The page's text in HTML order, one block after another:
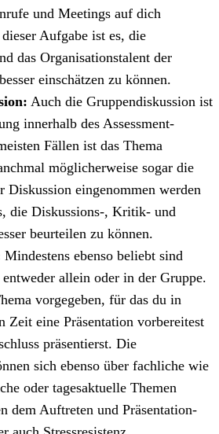
und Meetings auf dich
Aufgabe ist es, die
das Organisationstalent der
einschätzen zu können.
Auch die Gruppendiskussion ist
innerhalb des Assessment-
Fällen ist das Thema
möglicherweise sogar die
Diskussion eingenommen werden
die Diskussions-, Kritik- und
beurteilen zu können.
Mindestens ebenso beliebt sind
entweder allein oder in der Gruppe.
vorgegeben, für das du in
Zeit eine Präsentation vorbereitest
präsentierst. Die
sich ebenso über fachliche wie
oder tagesaktuelle Themen
dem Auftreten und Präsentation-